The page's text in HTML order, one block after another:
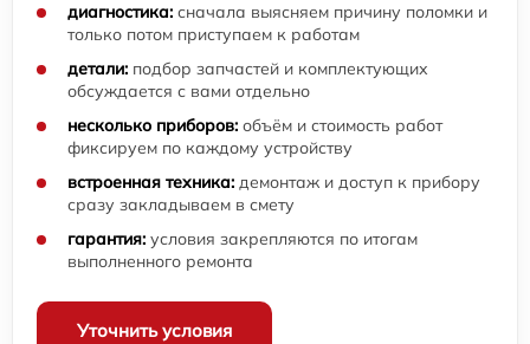
диагностика: сначала выясняем причину поломки и
только потом приступаем к работам
детали: подбор запчастей и комплектующих
обсуждается с вами отдельно
несколько приборов: объём и стоимость работ
фиксируем по каждому устройству
встроенная техника: демонтаж и доступ к прибору
сразу закладываем в смету
гарантия: условия закрепляются по итогам
выполненного ремонта
Уточнить условия